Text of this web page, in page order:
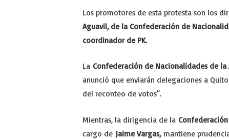
Los promotores de esta protesta son los
Aguavil, de la Confederación de
coordinador de PK.
La Confederación de Nacionalidades de la
anunció que enviarán delegaciones a
del reconteo de votos”.
Mientras, la dirigencia de la
cargo de Jaime Vargas,mantiene